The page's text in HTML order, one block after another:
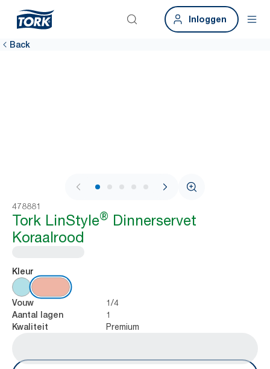
Inloggen
Back
1 / 6
478881
Tork LinStyle® Dinnerservet
Koraalrood
Kleur
Vouw 1/4
Aantal lagen 1
Kwaliteit Premium